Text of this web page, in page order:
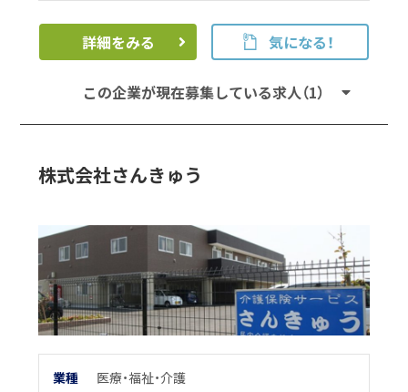
詳細をみる 気になる！
この企業が現在募集している求人（1）
株式会社さんきゅう
業種
医療・福祉・介護